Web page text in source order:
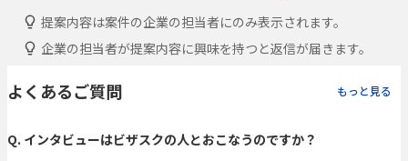
提案内容は案件の企業の担当者にのみ表示されます。
企業の担当者が提案内容に興味を持つと返信が届きます。
よくあるご質問 もっと見る
Q. インタビューはビザスクの人とおこなうのですか？